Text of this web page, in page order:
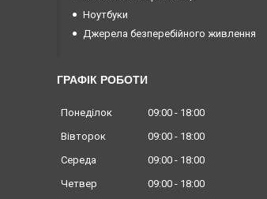
Ноутбуки
Джерела безперебійного живлення
ГРАФІК РОБОТИ
Понеділок 09:00
18:00
Вівторок
09:00
18:00
Середа
09:00
18:00
Четвер
09:00 18:00